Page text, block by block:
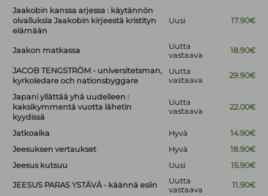
Jaakobin kanssa arjessa : käytännön
oivalluksia Jaakobin kirjeestä kristityn
elämään
Uusi 17.90€
Jaakon matkassa
Uutta
vastaava
18.90€
JACOB TENGSTRÖM - universitetsman,
kyrkoledare och nationsbyggare
Uutta
vastaava
29.90€
Japani yllättää yhä uudelleen :
kaksikymmentä vuotta lähetin
kyydissä
Uutta
vastaava
22.00€
Jatkoaika Hyvä
14.90€
Jeesuksen vertaukset
Hyvä
18.90€
Jeesus kutsuu
Uusi 15.90€
JEESUS PARAS YSTÄVÄ - käännä esiin
Uutta
vastaava
11.90€